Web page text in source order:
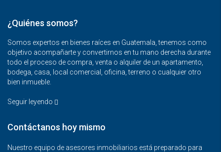
¿Quiénes somos?
Somos expertos en bienes raíces en Guatemala, tenemos como
objetivo acompañarte y convertirnos en tu mano derecha durante
todo el proceso de compra, venta o alquiler de un apartamento,
bodega, casa, local comercial, oficina, terreno o cualquier otro
bien inmueble.
Seguir leyendo
Contáctanos hoy mismo
Nuestro equipo de asesores inmobiliarios está preparado para